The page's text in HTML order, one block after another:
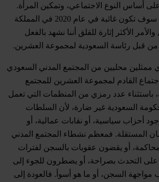
على أساس النوع الاجتماعي، وتمكين المرأة.
ومعظم هذه المبادئ سوف تكون غائبة في عام 2020 في المملكة
والأمر الأكثر إثارة للقلق أننا نشهد بالفعل
من قبل رئاسة السعودية لمجموعة العشرين.
ممثلين محليين من المجتمع المدني السعودي
القادم لمجموعة العشرين للمجتمع
باستثناء عدد رمزي من المنظمات التي تعمل
السعودية غير ضارة، لأن السلطات
أحزاب سياسية، أو نقابات عمالية، أو
المستقلة. فمعظم نشطاء المجتمع المدني
أو يقضون عقوبات بالسجن لفترات
التحدث بصراحة، أو يضطرون للجوء إلى
السجن، أو ما هو أسوأ. فالعودة إلى